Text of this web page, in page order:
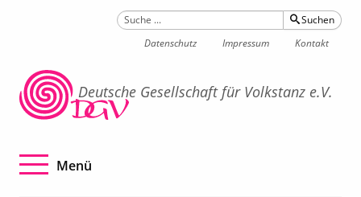
Suchen
Datenschutz
Impressum Kontakt
Deutsche Gesellschaft für Volkstanz e.V.
Navigation betätigen
Menü